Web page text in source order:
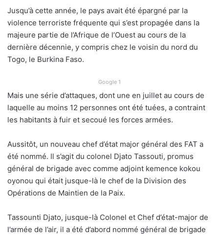
Jusqu’à cette année, le pays avait été épargné par la
violence terroriste fréquente qui s’est propagée dans la
majeure partie de l’Afrique de l’Ouest au cours de la
dernière décennie, y compris chez le voisin du nord du
Togo, le Burkina Faso.
Google 1
Mais une série d’attaques, dont une en juillet au cours de
laquelle au moins 12 personnes ont été tuées, a contraint
les habitants à fuir et secoué les forces armées.
Aussitôt, un nouveau chef d’état major général des FAT a
été nommé. Il s’agit du colonel Djato Tassouti, promus
général de brigade avec comme adjoint kemence kokou
oyonou qui était jusque-là le chef de la Division des
Opérations de Maintien de la Paix.
Tassounti Djato, jusque-là Colonel et Chef d’état-major de
l’armée de l’air, il a été d’abord nommé général de brigade